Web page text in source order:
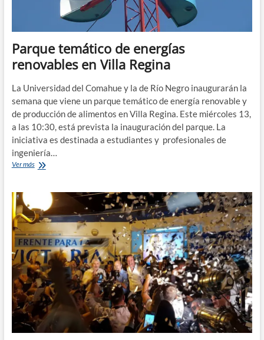
Parque temático de energías
renovables en Villa Regina
La Universidad del Comahue y la de Río Negro inaugurarán la
semana que viene un parque temático de energía renovable y
de producción de alimentos en Villa Regina. Este miércoles 13,
a las 10:30, está prevista la inauguración del parque. La
iniciativa es destinada a estudiantes y profesionales de
ingeniería…
Ver másParque
energías
renovables
en
Regina